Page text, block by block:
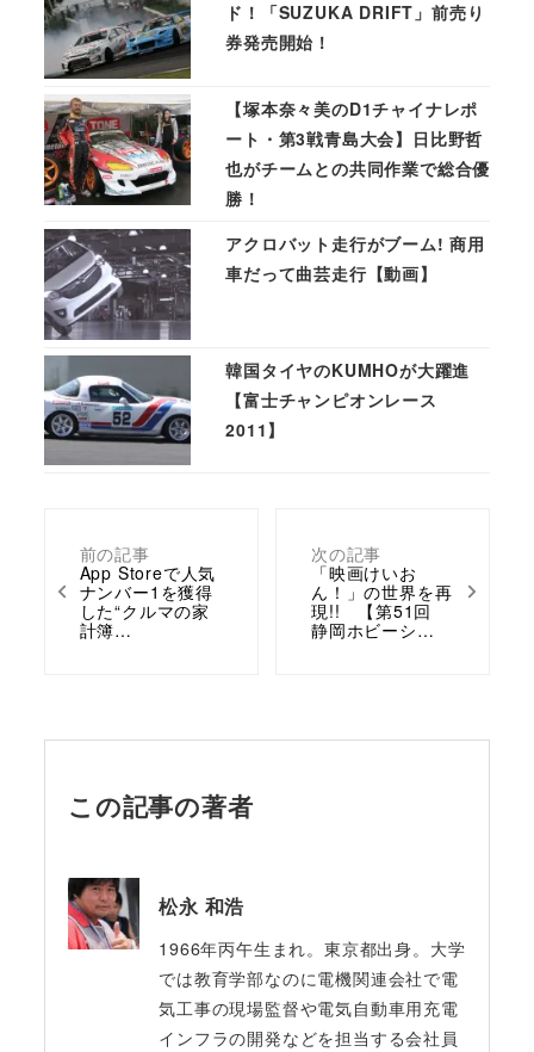
前の記事
App Storeで人気
ナンバー1を獲得
した“クルマの家
計簿…
次の記事
「映画けいお
ん！」の世界を再
現!! 【第51回
静岡ホビーシ…
ド！「SUZUKA DRIFT」前売り
券発売開始！
【塚本奈々美のD1チャイナレポ
ート・第3戦青島大会】日比野哲
也がチームとの共同作業で総合優
勝！
アクロバット走行がブーム! 商用
車だって曲芸走行【動画】
韓国タイヤのKUMHOが大躍進
【富士チャンピオンレース
2011】
この記事の著者
松永 和浩
1966年丙午生まれ。東京都出身。大学
では教育学部なのに電機関連会社で電
気工事の現場監督や電気自動車用充電
インフラの開発などを担当する会社員